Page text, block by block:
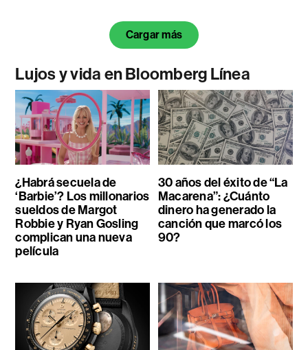
Cargar más
Lujos y vida en Bloomberg Línea
¿Habrá secuela de
‘Barbie’? Los millonarios
sueldos de Margot
Robbie y Ryan Gosling
complican una nueva
película
30 años del éxito de “La
Macarena”: ¿Cuánto
dinero ha generado la
canción que marcó los
90?